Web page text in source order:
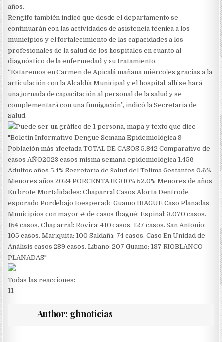
años.
Rengifo también indicó que desde el departamento se
continuarán con las actividades de asistencia técnica a los
municipios y el fortalecimiento de las capacidades a los
profesionales de la salud de los hospitales en cuanto al
diagnóstico de la enfermedad y su tratamiento.
“Estaremos en Carmen de Apicalá mañana miércoles gracias a la
articulación con la Alcaldía Municipal y el hospital, allí se hará
una jornada de capacitación al personal de la salud y se
complementará con una fumigación”, indicó la Secretaria de
Salud.
Todas las reacciones:
1 1
Author: ghnoticias